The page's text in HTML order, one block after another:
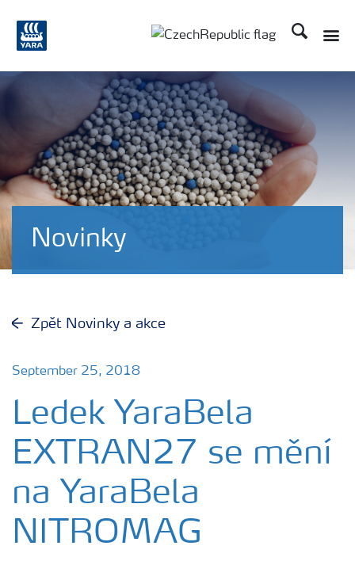
Hledat
Novinky
Zpět Novinky a akce
September 25, 2018
Ledek YaraBela
EXTRAN27 se mění
na YaraBela
NITROMAG